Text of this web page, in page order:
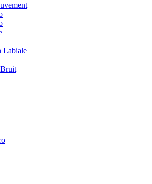
Labiale
Bruit